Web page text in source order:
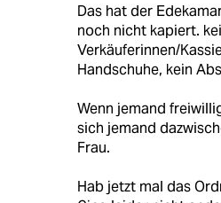
Das hat der
noch nicht kapiert.
Verkäuferinnen/
Handschuhe, kein
Wenn jemand
sich jemand
Frau.
Hab jetzt mal das